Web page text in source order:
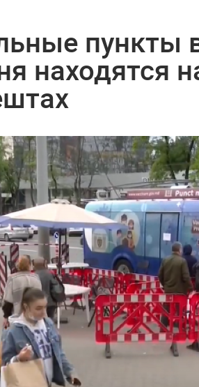
пункты
находятся